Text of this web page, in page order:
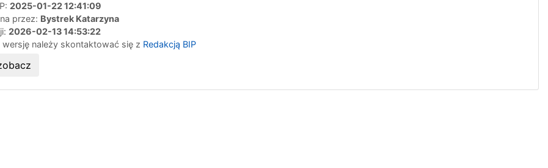
2025-01-22 12:41:09
przez: Bystrek Katarzyna
2026-02-13 14:53:22
należy skontaktować się z Redakcją BIP